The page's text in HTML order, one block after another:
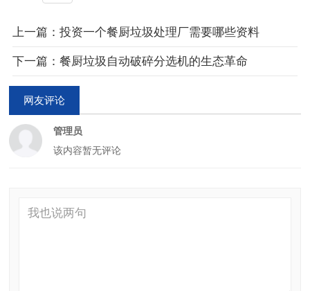
上一篇：投资一个餐厨垃圾处理厂需要哪些资料
下一篇：餐厨垃圾自动破碎分选机的生态革命
网友评论
管理员
该内容暂无评论